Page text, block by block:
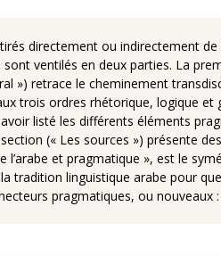
directement ou indirectement de
ventilés en deux parties. La
») retrace le cheminement
trois ordres rhétorique, logique
listé les différents éléments
(« Les sources ») présente
et pragmatique », est le
tradition linguistique arabe pour
pragmatiques, ou nouveaux